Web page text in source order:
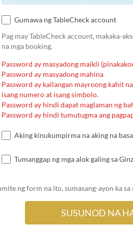
Gumawa ng TableCheck account
Pag may TableCheck account, makaka-
na mga booking.
Password ay masyadong maikli
Password ay masyadong mahina
Password ay kailangan mayroong kahit
isang numero at isang simbolo.
Password ay hindi dapat maglaman ng
Password ay hindi tumutugma ang
Aking kinukumpirma na aking na
Tumanggap ng mga alok galing sa
ng form na ito, sumasang-ayon ka sa